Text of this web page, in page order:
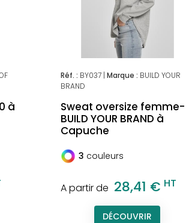
à
Réf. : BY037 | Marque : BUILD YOUR
BRAND
Sweat oversize femme-
BUILD YOUR BRAND à
Capuche
3 couleurs
A partir de 28,41 € HT
DÉCOUVRIR